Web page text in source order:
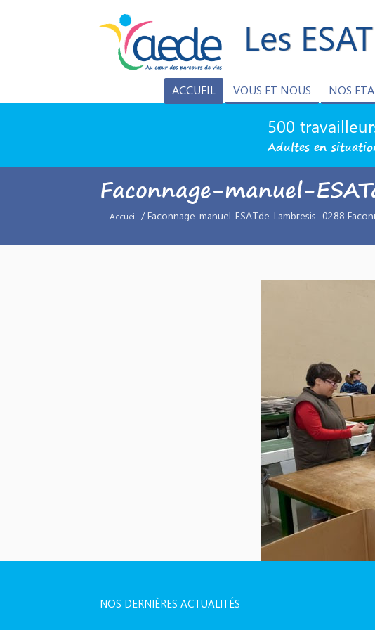
Les
ACCUEIL VOUS ET NOUS NOS
500
Adultes en
Faconnage-manuel-
Accueil / Faconnage-manuel-ESATde-Lambresis.-0288
NOS DERNIÈRES ACTUALITÉS